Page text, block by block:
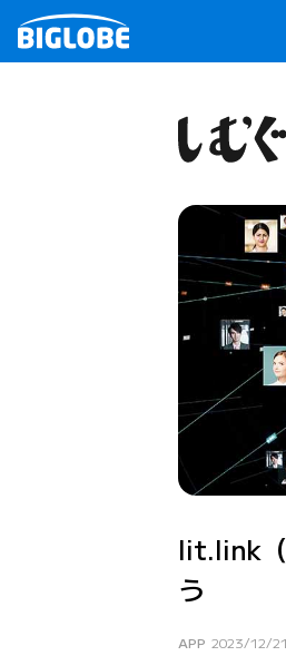
lit.link（
う
APP 2023/12/21